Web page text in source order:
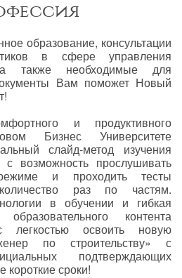
образование, консультации
в сфере управления
а также необходимые для
Вам поможет Новый
и продуктивного
Бизнес Университете
слайд-метод изучения
с возможность прослушивать
и проходить тесты
раз по частям.
в обучении и гибкая
контента
освоить новую
по строительству» с
подтверждающих
короткие сроки!